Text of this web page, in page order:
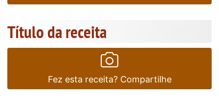
Título da receita
Fez esta receita? Compartilhe